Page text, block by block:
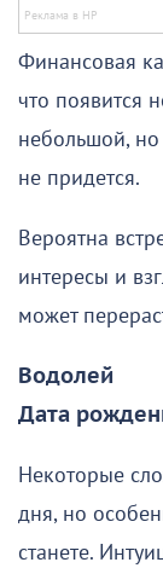
Финансовая
что появится
небольшой, но
не придется.
Вероятна
интересы и
может
Водолей
Дата
Некоторые
дня, но
станете.